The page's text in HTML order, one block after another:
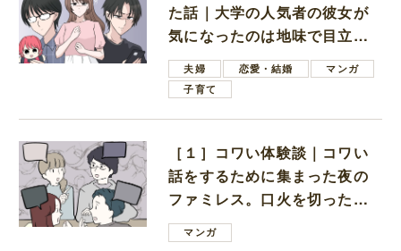
た話｜大学の人気者の彼女が
気になったのは地味で目立た
ない男子学生
夫婦 恋愛・結婚
マンガ
子育て
［１］コワい体験談｜コワい
話をするために集まった夜の
ファミレス。口火を切ったの
は電車好きの男の子ママ
マンガ